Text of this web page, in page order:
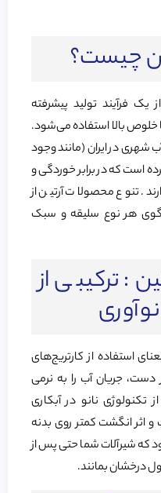
چیست؟
یک فرآیند تولید پیشرفته
بالا استفاده می‌شود.
شهری در ایران (مانند وجود
است که در برابر خوردگی و
تنوع محصولات آرتین از
هر نوع سلیقه و سبک
ترکیبی از
استفاده از کارتریج‌های
جریان آب را به نرمی
تکنولوژی نانو در آبکاری
اثر انگشت کمتر روی بدنه
که شیرآلات شما حتی پس از
درخشان بمانند.